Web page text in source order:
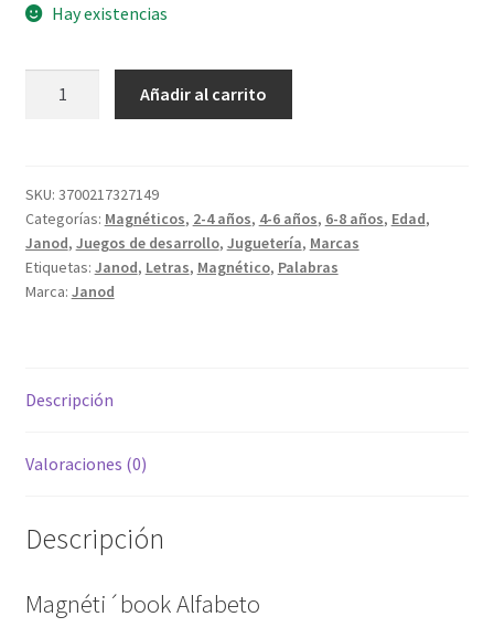
Hay existencias
Añadir al carrito
SKU: 3700217327149
Categorías: Magnéticos, 2-4 años, 4-6 años, 6-8 años, Edad,
Janod, Juegos de desarrollo, Juguetería, Marcas
Etiquetas: Janod, Letras, Magnético, Palabras
Marca: Janod
Descripción
Valoraciones (0)
Descripción
Magnéti´book Alfabeto